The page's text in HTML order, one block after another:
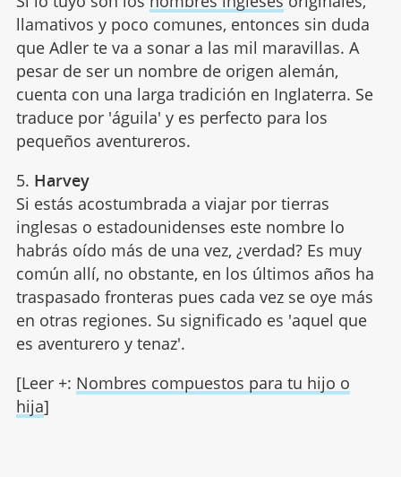
llamativos y poco comunes, entonces sin duda
que Adler te va a sonar a las mil maravillas. A
pesar de ser un nombre de origen alemán,
cuenta con una larga tradición en Inglaterra. Se
traduce por 'águila' y es perfecto para los
pequeños aventureros.
5. Harvey
Si estás acostumbrada a viajar por tierras
inglesas o estadounidenses este nombre lo
habrás oído más de una vez, ¿verdad? Es muy
común allí, no obstante, en los últimos años ha
traspasado fronteras pues cada vez se oye más
en otras regiones. Su significado es 'aquel que
es aventurero y tenaz'.
[Leer +: Nombres compuestos para tu hijo o
hija]